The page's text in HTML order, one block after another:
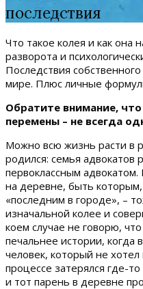
последствия
Что такое колея и как она
разворота и
Последствия
мире. Плюс личные
Обратите внимание,
перемены – не всегда
Можно всю жизнь расти в
родился: семья адвокатов
первоклассным
на деревне, быть
«последним в городе», –
изначальной колее и
коем случае не говорю,
печальнее истории, когда
человек, который не
процессе затерялся где-
и тот парень в деревне